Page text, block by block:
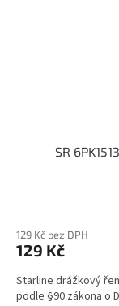
SR
129 Kč bez DPH
129 Kč
Starline drážkový
podle §90 zákona o